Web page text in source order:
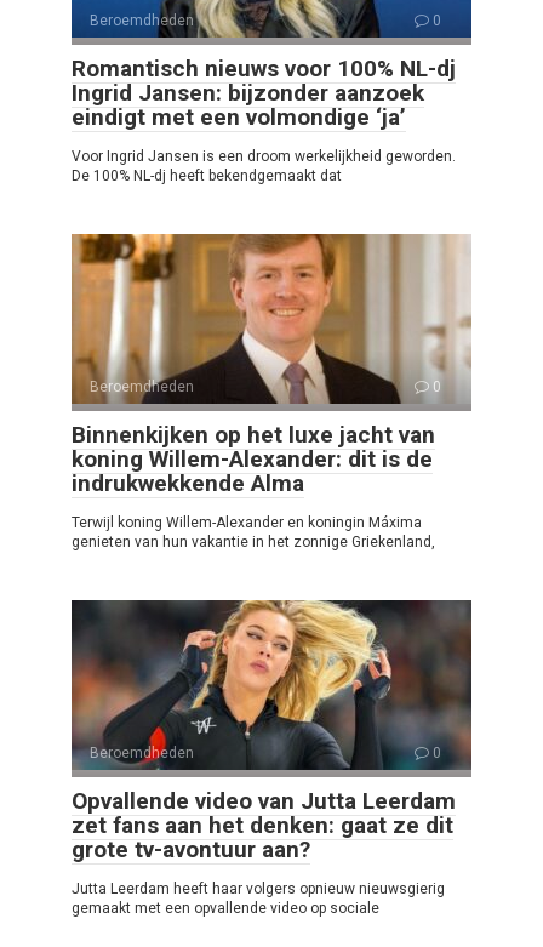
Beroemdheden 0
Romantisch nieuws voor 100% NL-dj
Ingrid Jansen: bijzonder aanzoek
eindigt met een volmondige ‘ja’
Voor Ingrid Jansen is een droom werkelijkheid geworden.
De 100% NL-dj heeft bekendgemaakt dat
Beroemdheden 0
Binnenkijken op het luxe jacht van
koning Willem-Alexander: dit is de
indrukwekkende Alma
Terwijl koning Willem-Alexander en koningin Máxima
genieten van hun vakantie in het zonnige Griekenland,
Beroemdheden 0
Opvallende video van Jutta Leerdam
zet fans aan het denken: gaat ze dit
grote tv-avontuur aan?
Jutta Leerdam heeft haar volgers opnieuw nieuwsgierig
gemaakt met een opvallende video op sociale